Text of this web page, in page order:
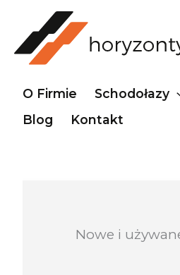
treści
O Firmie Schodołazy
Blog Kontakt
Nowe i